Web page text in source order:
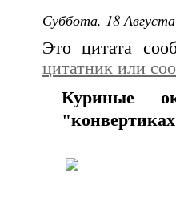
Суббота, 18
Это цитата
цитатник или
Куриные